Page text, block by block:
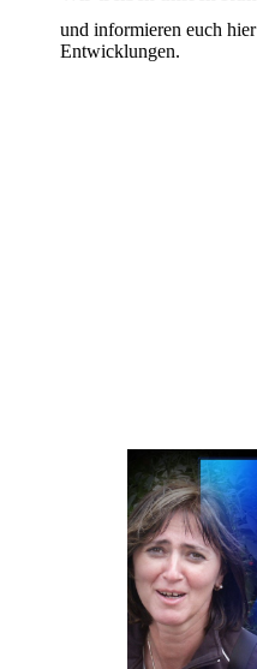
und informieren euch
Entwicklungen.